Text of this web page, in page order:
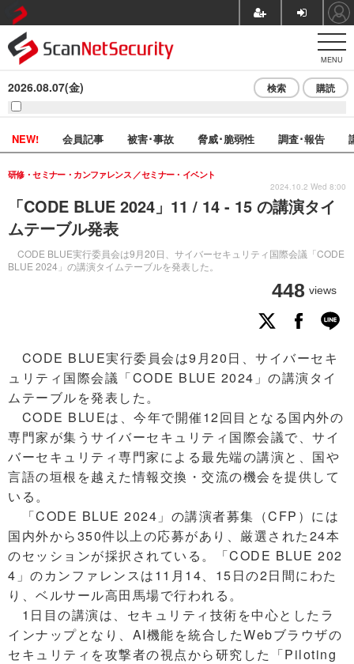
MENU
2026.08.07(金) 検索 購読
NEW! 会員記事 被害･事故 脅威･脆弱性 調査･報告
「CODE BLUE 2024」11 / 14 - 15 の講演タイ
ムテーブル発表
CODE BLUE実行委員会は9月20日、サイバーセキュリティ国際会議「CODE
BLUE 2024」の講演タイムテーブルを発表した。
研修・セミナー・カンファレンス セミナー・イベント
448 views
2024.10.2 Wed 8:00
CODE BLUE実行委員会は9月20日、サイバーセキ
ュリティ国際会議「CODE BLUE 2024」の講演タイ
ムテーブルを発表した。
CODE BLUEは、今年で開催12回目となる国内外の
専門家が集うサイバーセキュリティ国際会議で、サイ
バーセキュリティ専門家による最先端の講演と、国や
言語の垣根を越えた情報交換・交流の機会を提供して
いる。
「CODE BLUE 2024」の講演者募集（CFP）には
国内外から350件以上の応募があり、厳選された24本
のセッションが採択されている。「CODE BLUE 202
4」のカンファレンスは11月14、15日の2日間にわた
り、ベルサール高田馬場で行われる。
1日目の講演は、セキュリティ技術を中心としたラ
インナップとなり、AI機能を統合したWebブラウザの
セキュリティを攻撃者の視点から研究した「Piloting